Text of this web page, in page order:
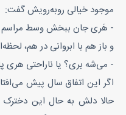
موجود خیالی روبه‌رویش گفت:
-‌ هَری جان ببخش وسط مراسم
و باز هم با ابروانی در هم،
- می‌شه بری؟ یا ناراحتی هری
اگر این اتفاق سال پیش
حالا دلش به حال این